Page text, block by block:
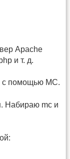
Apache
и т. д.
с помощью MC.
Набираю mc и